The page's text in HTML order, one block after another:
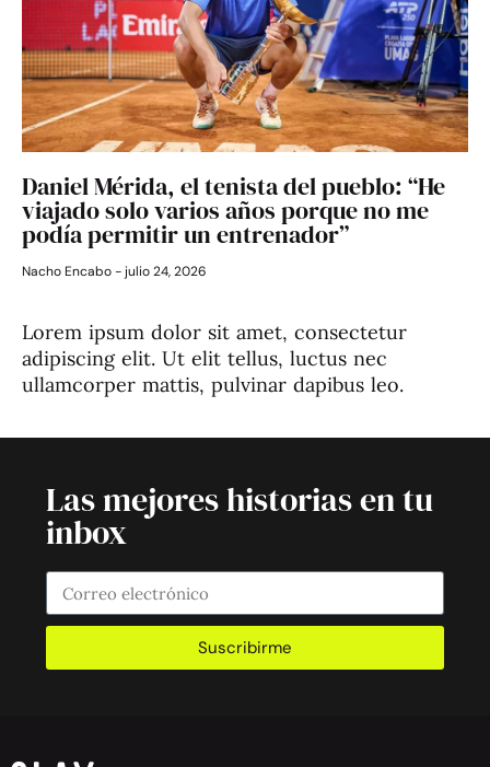
Daniel Mérida, el tenista del pueblo: “He
viajado solo varios años porque no me
podía permitir un entrenador”
Nacho Encabo julio 24, 2026
Lorem ipsum dolor sit amet, consectetur
adipiscing elit. Ut elit tellus, luctus nec
ullamcorper mattis, pulvinar dapibus leo.
Las mejores historias en tu
inbox
Suscribirme